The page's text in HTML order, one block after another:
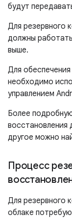
будут
Для резервного
должны
выше.
Для
необходимо
управлением
Более
восстановления
другое можно
Процесс
Для резервного
облаке